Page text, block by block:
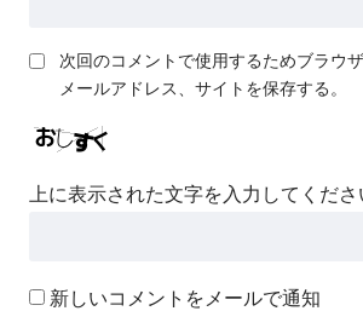
次回のコメントで使用するためブラウ
メールアドレス、サイトを保存する。
上に表示された文字を入力してくださ
新しいコメントをメールで通知